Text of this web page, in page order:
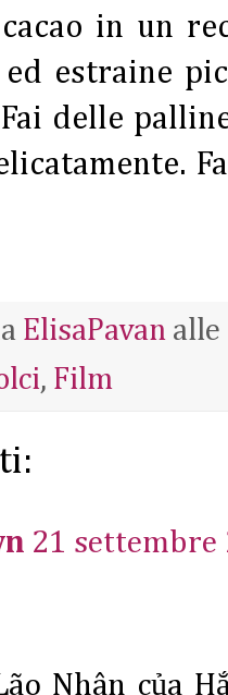
in un
estraine
delle
ElisaPavan alle
, Film
21 settembre
Nhân của